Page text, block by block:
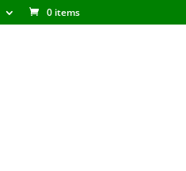
0 items